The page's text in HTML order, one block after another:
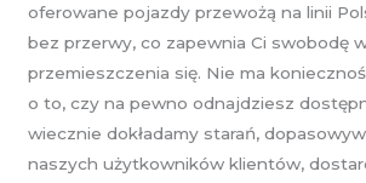
oferowane pojazdy przewożą na linii
bez przerwy, co zapewnia Ci swobodę
przemieszczenia się. Nie ma
o to, czy na pewno odnajdziesz
wiecznie dokładamy starań,
naszych użytkowników klientów,